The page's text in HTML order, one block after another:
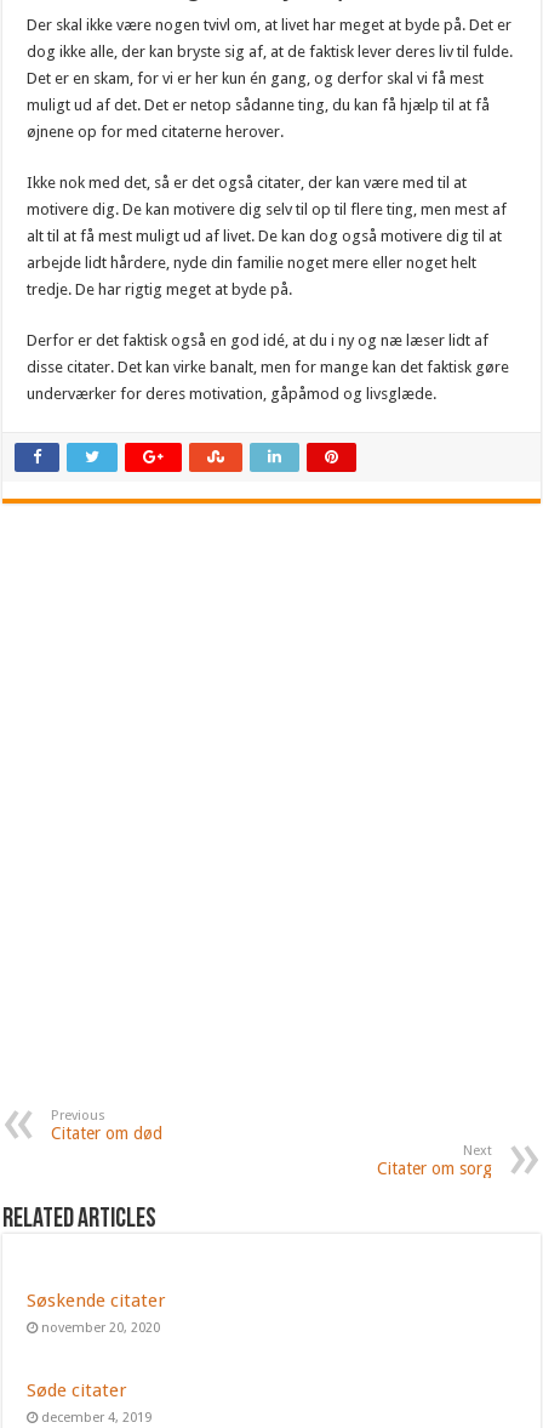
Der skal ikke være nogen tvivl om, at livet har meget at byde på. Det er
dog ikke alle, der kan bryste sig af, at de faktisk lever deres liv til fulde.
Det er en skam, for vi er her kun én gang, og derfor skal vi få mest
muligt ud af det. Det er netop sådanne ting, du kan få hjælp til at få
øjnene op for med citaterne herover.
Ikke nok med det, så er det også citater, der kan være med til at
motivere dig. De kan motivere dig selv til op til flere ting, men mest af
alt til at få mest muligt ud af livet. De kan dog også motivere dig til at
arbejde lidt hårdere, nyde din familie noget mere eller noget helt
tredje. De har rigtig meget at byde på.
Derfor er det faktisk også en god idé, at du i ny og næ læser lidt af
disse citater. Det kan virke banalt, men for mange kan det faktisk gøre
underværker for deres motivation, gåpåmod og livsglæde.
Previous
Citater om død
Next
Citater om sorg
Related Articles
Søskende citater
november 20, 2020
Søde citater
december 4, 2019